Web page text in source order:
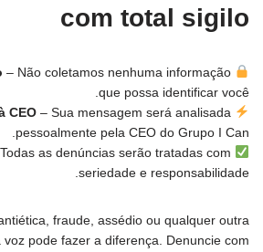
com total sigilo
– Não coletamos nenhuma informação
que possa identificar você.
CEO – Sua mensagem será analisada
pessoalmente pela CEO do Grupo I Can.
as denúncias serão tratadas com
seriedade e responsabilidade.
fraude, assédio ou qualquer outra
pode fazer a diferença. Denuncie com